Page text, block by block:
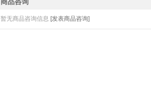
商品咨询
暂无商品咨询信息 [发表商品咨询]